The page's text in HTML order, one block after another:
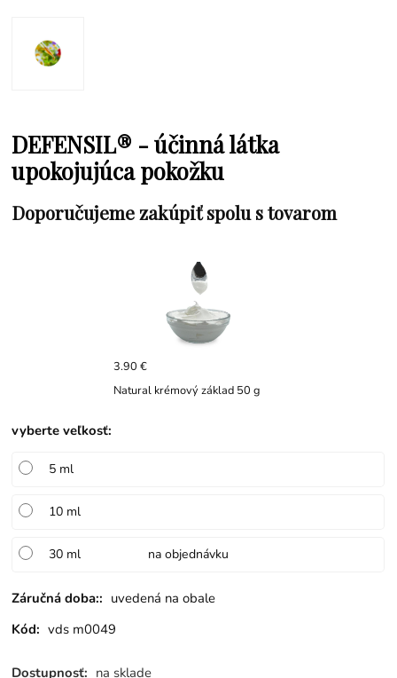
DEFENSIL® - účinná látka
upokojujúca pokožku
Doporučujeme zakúpiť spolu s tovarom
3.90 €
Natural krémový základ 50 g
vyberte veľkosť:
5 ml
10 ml
30 ml na objednávku
Záručná doba:: uvedená na obale
Kód: vds m0049
Dostupnosť: na sklade